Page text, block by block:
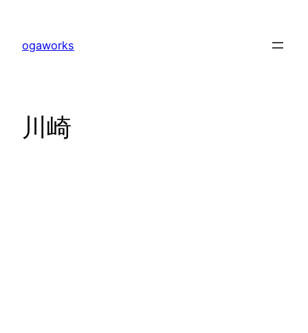
ogaworks
川崎